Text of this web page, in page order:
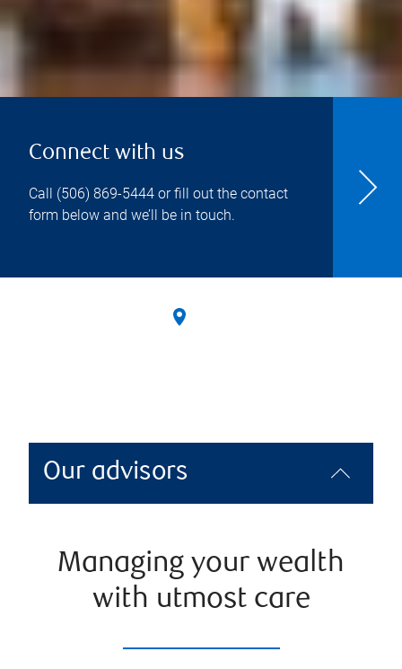
Connect with us
Call (506) 869-5444 or fill out the contact
form below and we’ll be in touch.
Our advisors
Managing your wealth
with utmost care